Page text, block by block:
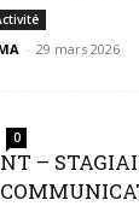
- 29 mars 2026
0
–